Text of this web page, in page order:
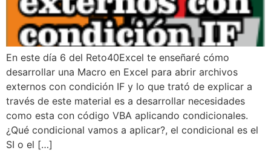
En este día 6 del Reto40Excel te enseñaré cómo
desarrollar una Macro en Excel para abrir archivos
externos con condición IF y lo que trató de explicar a
través de este material es a desarrollar necesidades
como esta con código VBA aplicando condicionales.
¿Qué condicional vamos a aplicar?, el condicional es el
SI o el […]